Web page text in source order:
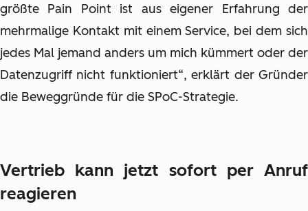
größte Pain Point ist aus eigener Erfahrung der
mehrmalige Kontakt mit einem Service, bei dem sich
jedes Mal jemand anders um mich kümmert oder der
Datenzugriff nicht funktioniert“, erklärt der Gründer
die Beweggründe für die SPoC-Strategie.
Vertrieb kann jetzt sofort per Anruf
reagieren